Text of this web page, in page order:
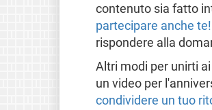
contenuto sia fatto
partecipare anche te!
rispondere alla
Altri modi per unirti
un video per
condividere un tuo